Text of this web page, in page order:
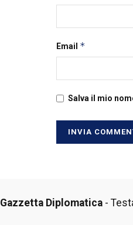
Email *
Salva il mio
Gazzetta Diplomatica-